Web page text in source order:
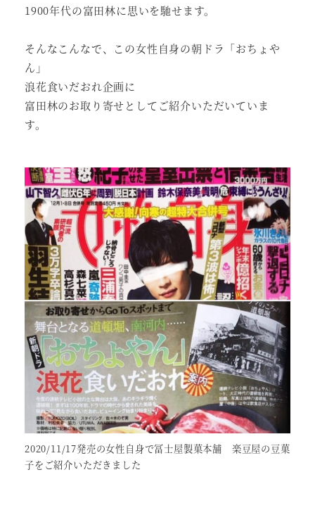
1900年代の富田林に思いを馳せます。
そんなこんなで、この女性自身の朝ドラ「おちょや
ん」
浪花食いだおれ企画に
富田林のお取り寄せとしてご紹介いただいていま
す。
2020/11/17発売の女性自身で冨士屋製菓本舗 楽豆屋の豆菓
子をご紹介いただきました